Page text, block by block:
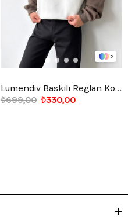
2
Lumendiv Baskılı Reglan Kol Sweatshirt
₺330,00
₺699,00